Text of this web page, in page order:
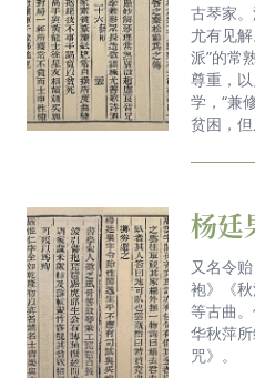
《梁溪48H》本期推荐官
萌力全开 全网首发！无锡
单曲《渝悦双宝》上线
花漾交响，春漫无锡
取得圆满成功！
《榭舞台歌》——俄罗斯歌
俄式的忧郁、深沉与浪漫
你不知道的江阴口琴
日前，CCTV9《中国传统
古琴家
尤有见
派”的常
尊重，
学，“兼
贫困，但
杨廷
又名令
袍》《
等古曲
华秋萍
咒》。